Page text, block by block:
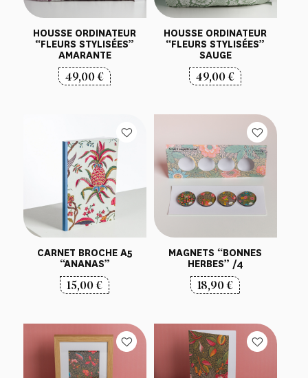
HOUSSE ORDINATEUR
“FLEURS STYLISÉES”
AMARANTE
49,00€
HOUSSE ORDINATEUR
“FLEURS STYLISÉES”
SAUGE
49,00€
CARNET BROCHE A5
“ANANAS”
15,00€
MAGNETS “BONNES
HERBES” /4
18,90€